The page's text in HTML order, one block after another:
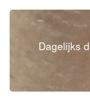
Dagelijks